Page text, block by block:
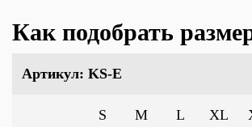
Как подобрать
Артикул: KS-E
S M L XL